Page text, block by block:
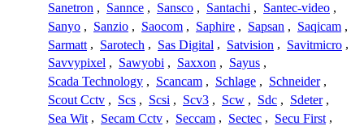
Sanetron , Sannce , Sansco , Santachi , Santec-video ,
Sanyo , Sanzio , Saocom , Saphire , Sapsan , Saqicam ,
Sarmatt , Sarotech , Sas Digital , Satvision , Savitmicro ,
Savvypixel , Sawyobi , Saxxon , Sayus ,
Scada Technology , Scancam , Schlage , Schneider ,
Scout Cctv , Scs , Scsi , Scv3 , Scw , Sdc , Sdeter ,
Sea Wit , Secam Cctv , Seccam , Sectec , Secu First ,